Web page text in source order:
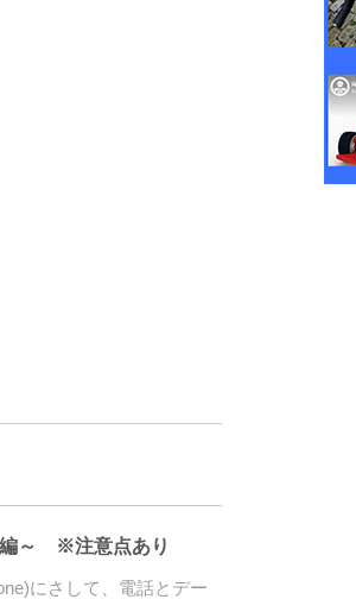
編～ ※注意点あり
にさして、電話とデー